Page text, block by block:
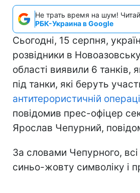
Не трать время на шум!
РБК-Украина в Google
Сьогодні, 15 серпня,
розвідники в
області виявили 6 танків,
під танки, які беруть
антитерористичній
повідомив прес-офіцер
Ярослав Чепурний,
За словами Чепурного,
синьо-жовту символіку і